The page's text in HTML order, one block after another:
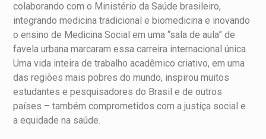
colaborando com o Ministério da Saúde brasileiro,
integrando medicina tradicional e biomedicina e inovando
o ensino de Medicina Social em uma “sala de aula” de
favela urbana marcaram essa carreira internacional única.
Uma vida inteira de trabalho acadêmico criativo, em uma
das regiões mais pobres do mundo, inspirou muitos
estudantes e pesquisadores do Brasil e de outros
países – também comprometidos com a justiça social e
a equidade na saúde.